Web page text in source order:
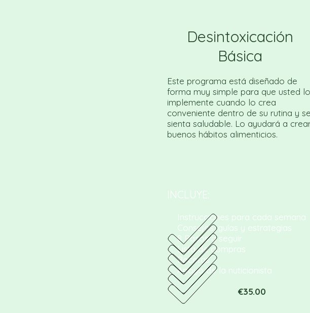
Desintoxicación
Básica
Este programa está diseñado de
forma muy simple para que usted lo
implemente cuando lo crea
conveniente dentro de su rutina y se
sienta saludable. Lo ayudará a
buenos hábitos alimenticios.
INCLUYE:
Instrucciones para cada semana
Consejos, guías y estrategias
8 Pasos a seguir
Lista de compras
Recetas
Apoyo de la nuticionista
€35.00